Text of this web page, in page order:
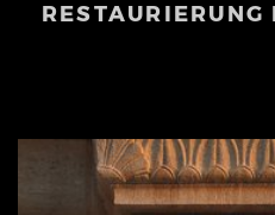
RESTAURIERUNG